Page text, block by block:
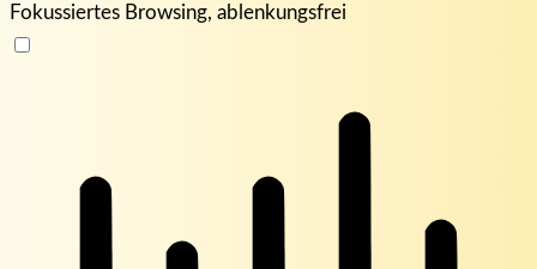
Fokussiertes Browsing, ablenkungsfrei